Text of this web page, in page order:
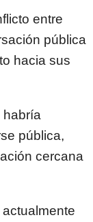
entre
pública
hacia sus
habría
pública,
cercana